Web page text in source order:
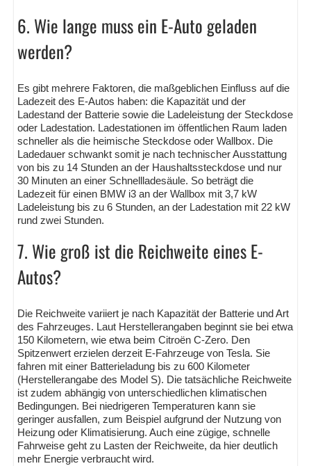
6. Wie lange muss ein E-Auto geladen
werden?
Es gibt mehrere Faktoren, die maßgeblichen Einfluss auf die
Ladezeit des E-Autos haben: die Kapazität und der
Ladestand der Batterie sowie die Ladeleistung der Steckdose
oder Ladestation. Ladestationen im öffentlichen Raum laden
schneller als die heimische Steckdose oder Wallbox. Die
Ladedauer schwankt somit je nach technischer Ausstattung
von bis zu 14 Stunden an der Haushaltssteckdose und nur
30 Minuten an einer Schnellladesäule. So beträgt die
Ladezeit für einen BMW i3 an der Wallbox mit 3,7 kW
Ladeleistung bis zu 6 Stunden, an der Ladestation mit 22 kW
rund zwei Stunden.
7. Wie groß ist die Reichweite eines E-
Autos?
Die Reichweite variiert je nach Kapazität der Batterie und Art
des Fahrzeuges. Laut Herstellerangaben beginnt sie bei etwa
150 Kilometern, wie etwa beim Citroën C-Zero. Den
Spitzenwert erzielen derzeit E-Fahrzeuge von Tesla. Sie
fahren mit einer Batterieladung bis zu 600 Kilometer
(Herstellerangabe des Model S). Die tatsächliche Reichweite
ist zudem abhängig von unterschiedlichen klimatischen
Bedingungen. Bei niedrigeren Temperaturen kann sie
geringer ausfallen, zum Beispiel aufgrund der Nutzung von
Heizung oder Klimatisierung. Auch eine zügige, schnelle
Fahrweise geht zu Lasten der Reichweite, da hier deutlich
mehr Energie verbraucht wird.